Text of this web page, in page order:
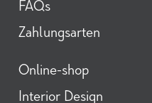
FAQs
Zahlungsarten
Online-shop
Interior Design
direkt